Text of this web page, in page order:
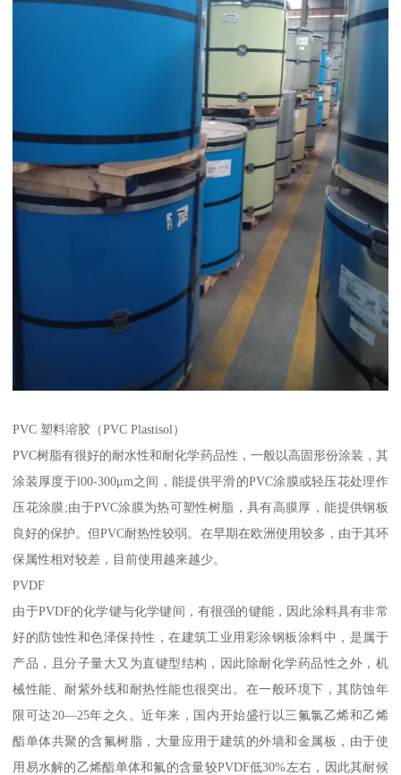
PVC 塑料溶胶（PVC Plastisol）
PVC树脂有很好的耐水性和耐化学药品性，一般以高固形份涂装，其
涂装厚度于l00-300μm之间，能提供平滑的PVC涂膜或轻压花处理作
压花涂膜;由于PVC涂膜为热可塑性树脂，具有高膜厚，能提供钢板
良好的保护。但PVC耐热性较弱。在早期在欧洲使用较多，由于其环
保属性相对较差，目前使用越来越少。
PVDF
由于PVDF的化学键与化学键间，有很强的键能，因此涂料具有非常
好的防蚀性和色泽保持性，在建筑工业用彩涂钢板涂料中，是属于
产品，且分子量大又为直键型结构，因此除耐化学药品性之外，机
械性能、耐紫外线和耐热性能也很突出。在一般环境下，其防蚀年
限可达20—25年之久。近年来，国内开始盛行以三氟氯乙烯和乙烯
酯单体共聚的含氟树脂，大量应用于建筑的外墙和金属板，由于使
用易水解的乙烯酯单体和氟的含量较PVDF低30%左右，因此其耐候